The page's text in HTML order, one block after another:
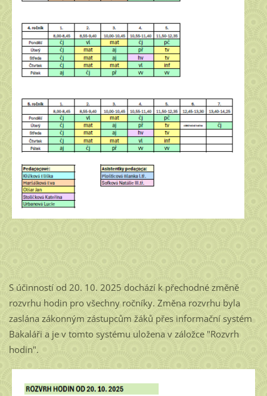
S účinností od 20. 10. 2025 dochází k přechodné změně
rozvrhu hodin pro všechny ročníky. Změna rozvrhu byla
zaslána zákonným zástupcům žáků přes informační systém
Bakaláři a je v tomto systému uložena v záložce "Rozvrh
hodin".